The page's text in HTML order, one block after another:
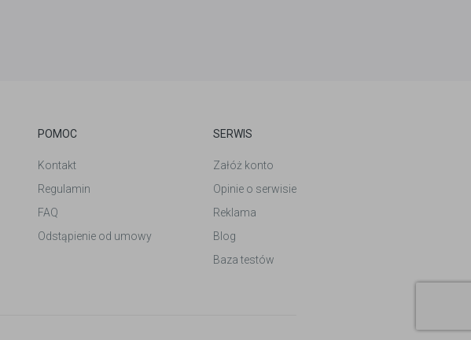
POMOC
Kontakt
Regulamin
FAQ
Odstąpienie od umowy
SERWIS
Załóż konto
Opinie o serwisie
Reklama
Blog
Baza testów